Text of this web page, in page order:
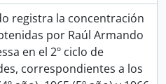
registra la concentración
por Raúl Armando
en el 2º ciclo de
correspondientes a los